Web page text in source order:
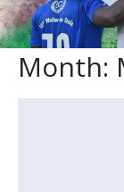
Month: